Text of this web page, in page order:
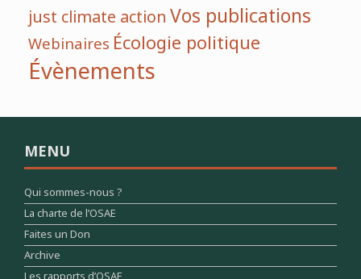
just climate actionVos publications
WebinairesÉcologie politique
Évènements
MENU
Qui sommes-nous ?
La charte de l’OSAE
Faites un Don
Archive